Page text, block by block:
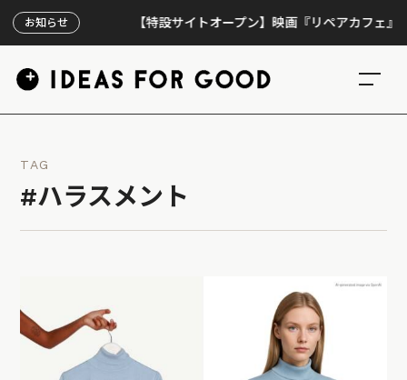
お知らせ 【特設サイトオープン】映画『リペアカフェ』、上
TAG
#ハラスメント